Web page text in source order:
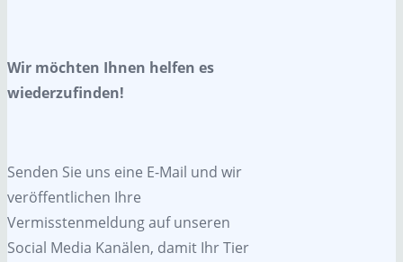
Wir möchten Ihnen helfen es
wiederzufinden!
Senden Sie uns eine E-Mail und wir
veröffentlichen Ihre
Vermisstenmeldung auf unseren
Social Media Kanälen, damit Ihr Tier